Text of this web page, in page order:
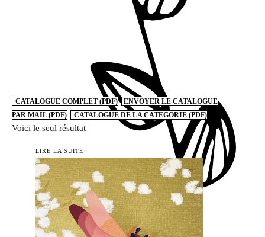
CATALOGUE COMPLET (PDF)
ENVOYER LE CATALOGUE
PAR MAIL (PDF)
CATALOGUE DE LA CATÉGORIE (PDF)
Voici le seul résultat
LIRE LA SUITE